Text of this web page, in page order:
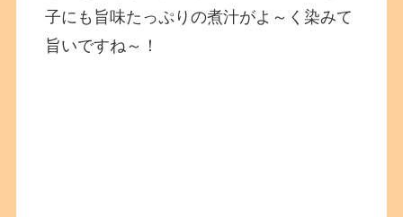
子にも旨味たっぷりの煮汁がよ～く染みて
旨いですね～！